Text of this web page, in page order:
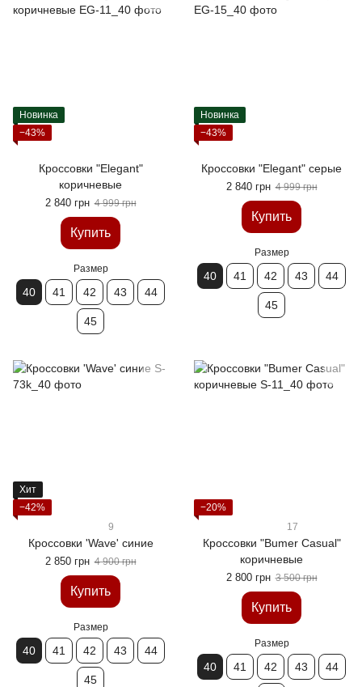
Новинка
−43%
Кроссовки "Elegant"
коричневые
2 840 грн 4 999 грн
Купить
Размер
40 41 42 43 44
45
Новинка
−43%
Кроссовки "Elegant" серые
2 840 грн 4 999 грн
Купить
Размер
40 41 42 43 44
45
Хит
−42%
9
Кроссовки 'Wave' синие
2 850 грн 4 900 грн
Купить
Размер
40 41 42 43 44
45
−20%
17
Кроссовки "Bumer Casual"
коричневые
2 800 грн 3 500 грн
Купить
Размер
40 41 42 43 44